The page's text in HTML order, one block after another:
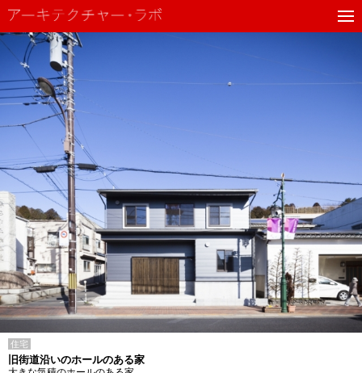
住宅
旧街道沿いのホールのある家